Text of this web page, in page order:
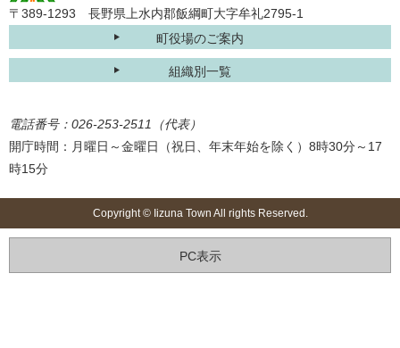
〒389-1293 長野県上水内郡飯綱町大字牟礼2795-1
町役場のご案内
組織別一覧
電話番号：026-253-2511（代表）
開庁時間：月曜日～金曜日（祝日、年末年始を除く）8時30分～17
時15分
Copyright © Iizuna Town All rights Reserved.
PC表示